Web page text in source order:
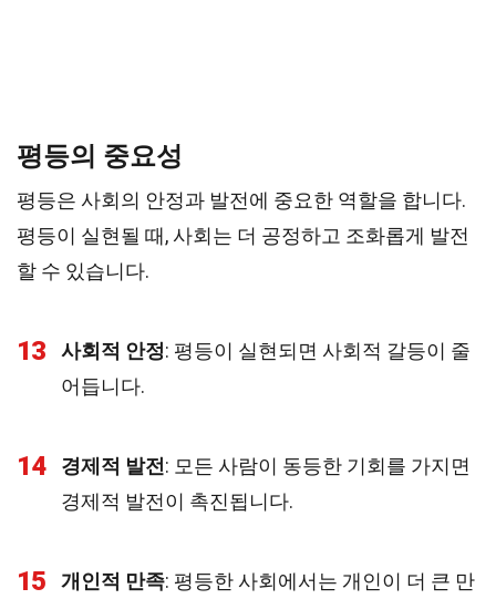
평등의 중요성
평등은 사회의 안정과 발전에 중요한 역할을 합니다.
평등이 실현될 때, 사회는 더 공정하고 조화롭게 발전
할 수 있습니다.
13 사회적 안정: 평등이 실현되면 사회적 갈등이 줄
어듭니다.
14 경제적 발전 : 모든 사람이 동등한 기회를 가지면
경제적 발전이 촉진됩니다.
15 개인적 만족: 평등한 사회에서는 개인이 더 큰 만